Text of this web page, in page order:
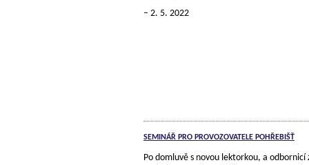
2. 5. 2022
SEMINÁŘ PRO PROVOZOVATELE POHŘEBIŠŤ
Po domluvě s novou lektorkou, a